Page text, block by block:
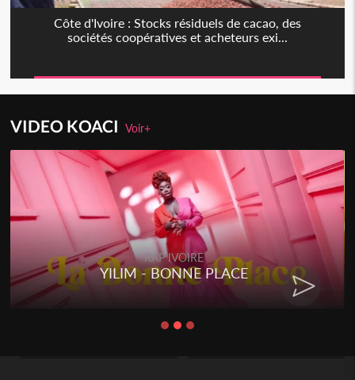
Côte d'Ivoire : Stocks résiduels de cacao, des
sociétés coopératives et acheteurs exi...
VIDEO KOACIVoir+
RAP IVOIRE
YILIM - BONNE PLACE